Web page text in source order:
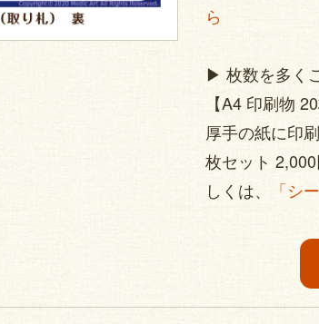
ら
▶︎ 枚数を多く
【A4 印刷物
厚手の紙に印
枚セット
しくは、
「シ